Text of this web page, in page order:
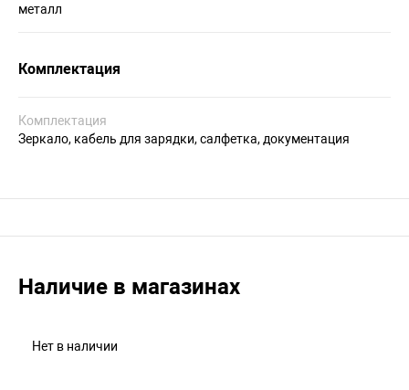
металл
Комплектация
Комплектация
Зеркало, кабель для зарядки, салфетка, документация
Наличие в магазинах
Нет в наличии